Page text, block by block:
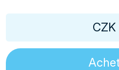
CZK